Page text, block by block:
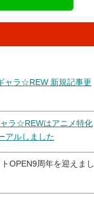
ャラ☆REW 新規記事更
ラ☆REWはアニメ特化
アルしました
OPEN9周年を迎えまし